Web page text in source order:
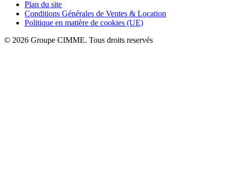
Plan du site
Conditions Générales de Ventes & Location
Politique en matière de cookies (UE)
© 2026 Groupe CIMME. Tous droits reservés